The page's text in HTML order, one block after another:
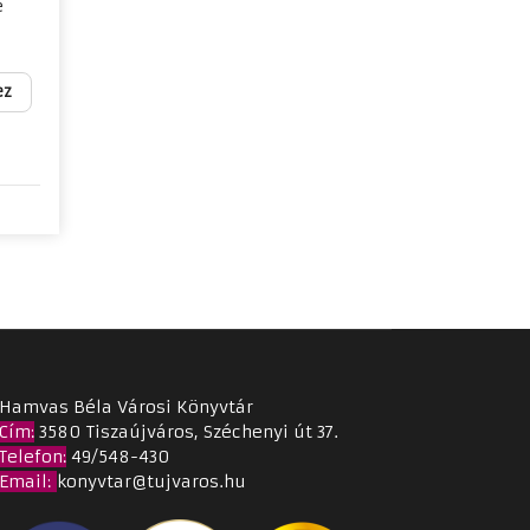
Béla Városi Könyvtár
:3580 Tiszaújváros, Széchenyi út 37.
49/548-430
: konyvtar@tujvaros.hu